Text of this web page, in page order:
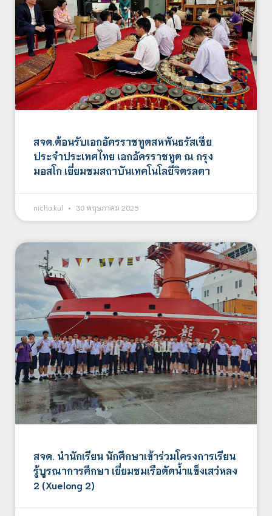
สจด.ต้อนรับเอกอัครราชทูตสหพันธรัสเซีย
ประจำประเทศไทย เอกอัครราชทูต ณ กรุง
มอสโก เยี่ยมชมสถาบันเทคโนโลยีจิตรลดา
nicha.kul 30 พฤษภาคม 2025
สจด. นำนักเรียน นักศึกษาเข้าร่วมโครงการเรียน
รู้บูรณาการศึกษา เยี่ยมชมเรือตัดน้ำแข็งเสว่หลง
2 (Xuelong 2)